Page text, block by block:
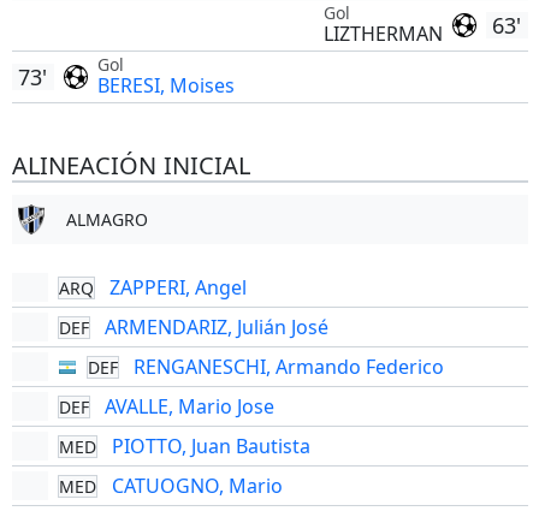
63'
Gol
LIZTHERMAN
Gol
BERESI, Moises
73'
ALINEACIÓN INICIAL
ALMAGRO
ARQ ZAPPERI, Angel
DEF ARMENDARIZ, Julián José
DEF RENGANESCHI, Armando Federico
DEF AVALLE, Mario Jose
MED PIOTTO, Juan Bautista
MED CATUOGNO, Mario